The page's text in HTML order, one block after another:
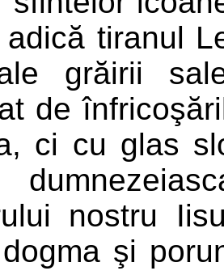
tiranul
grăirii
de
ci cu glas
nostru
şi